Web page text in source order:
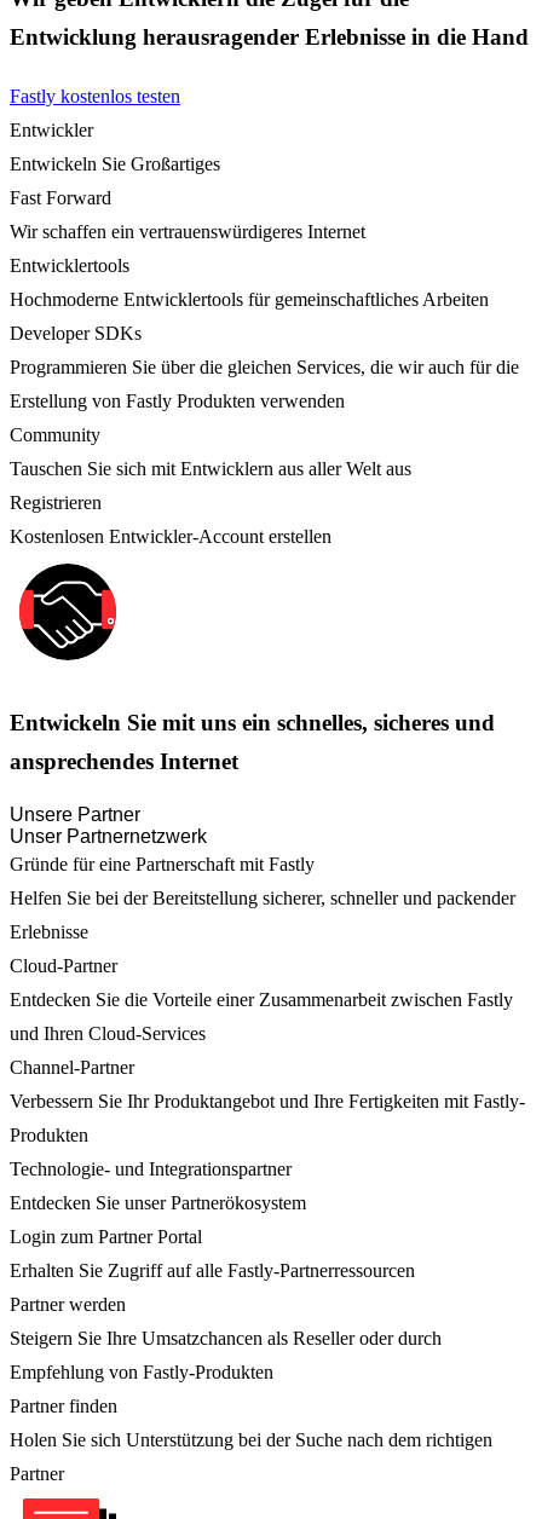
Entwicklung herausragender Erlebnisse in die Hand
Fastly kostenlos testen
Entwickler
Entwickeln Sie Großartiges
Fast Forward
Wir schaffen ein vertrauenswürdigeres Internet
Entwicklertools
Hochmoderne Entwicklertools für gemeinschaftliches Arbeiten
Developer SDKs
Programmieren Sie über die gleichen Services, die wir auch für die
Erstellung von Fastly Produkten verwenden
Community
Tauschen Sie sich mit Entwicklern aus aller Welt aus
Registrieren
Kostenlosen Entwickler-Account erstellen
Entwickeln Sie mit uns ein schnelles, sicheres und
ansprechendes Internet
Unsere Partner
Unser Partnernetzwerk
Gründe für eine Partnerschaft mit Fastly
Helfen Sie bei der Bereitstellung sicherer, schneller und packender
Erlebnisse
Cloud-Partner
Entdecken Sie die Vorteile einer Zusammenarbeit zwischen Fastly
und Ihren Cloud-Services
Channel-Partner
Verbessern Sie Ihr Produktangebot und Ihre Fertigkeiten mit Fastly-
Produkten
Technologie- und Integrationspartner
Entdecken Sie unser Partnerökosystem
Login zum Partner Portal
Erhalten Sie Zugriff auf alle Fastly-Partnerressourcen
Partner werden
Steigern Sie Ihre Umsatzchancen als Reseller oder durch
Empfehlung von Fastly-Produkten
Partner finden
Holen Sie sich Unterstützung bei der Suche nach dem richtigen
Partner